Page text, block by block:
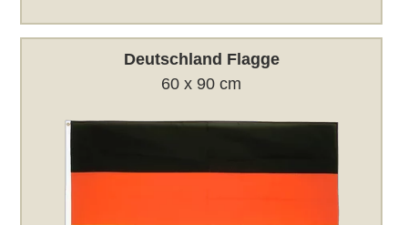
Deutschland Flagge
60 x 90 cm